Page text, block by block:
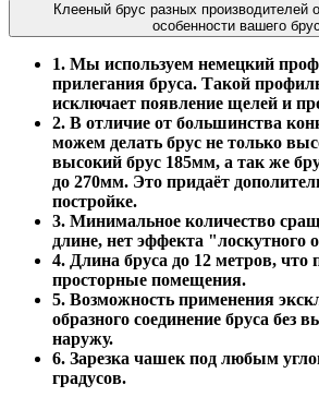
Клееный брус разных производителей
особенности вашего
1. Мы используем немецкий
прилегания бруса. Такой
исключает появление щелей и
2. В отличие от большинства
можем делать брус не только
высокий брус 185мм, а так же
до 270мм. Это придаёт
постройке.
3. Минимальное количество
длине, нет эффекта "лоскутного
4. Длина бруса до 12 метров, что
просторные помещения.
5. Возможность применения
образного соединение бруса без
наружу.
6. Зарезка чашек под любым
градусов.